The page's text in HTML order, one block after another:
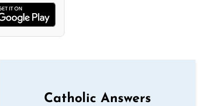
Catholic Answers